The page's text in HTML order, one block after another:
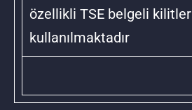
özellikli TSE belgeli kilitler
kullanılmaktadır